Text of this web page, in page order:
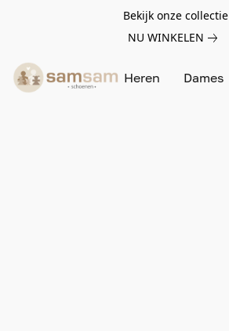
Bekijk onze collectie
NU WINKELEN
Heren Dames